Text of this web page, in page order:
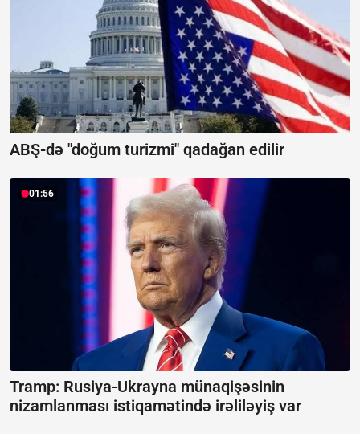
ABŞ-də "doğum turizmi" qadağan edilir
01:56
Tramp: Rusiya-Ukrayna münaqişəsinin
nizamlanması istiqamətində irəliləyiş var